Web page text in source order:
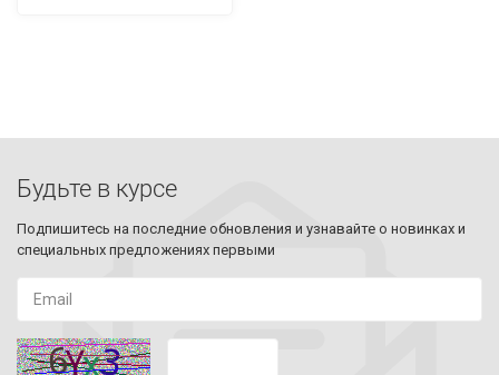
Будьте в курсе
Подпишитесь на последние обновления и узнавайте о новинках и
специальных предложениях первыми